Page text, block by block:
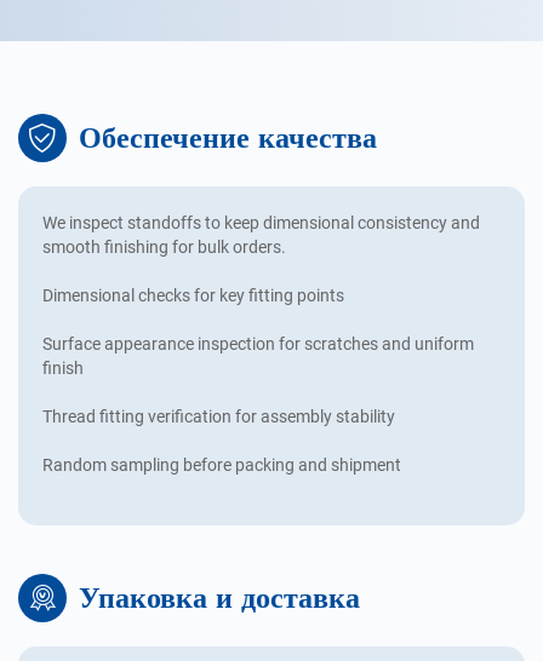
Обеспечение качества
We inspect standoffs to keep dimensional consistency and
smooth finishing for bulk orders.
Dimensional checks for key fitting points
Surface appearance inspection for scratches and uniform
finish
Thread fitting verification for assembly stability
Random sampling before packing and shipment
Упаковка и доставка